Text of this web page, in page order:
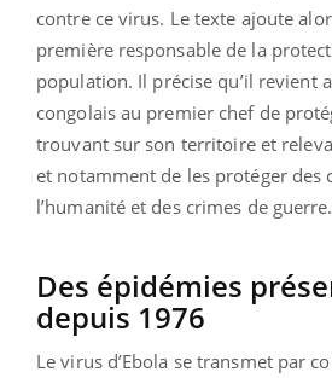
contre ce virus. Le texte ajoute
première responsable de la
population. Il précise qu’il revient
congolais au premier chef de
trouvant sur son territoire et
et notamment de les protéger des
l’humanité et des crimes de
Des épidémies
depuis 1976
Le virus d’Ebola se transmet par